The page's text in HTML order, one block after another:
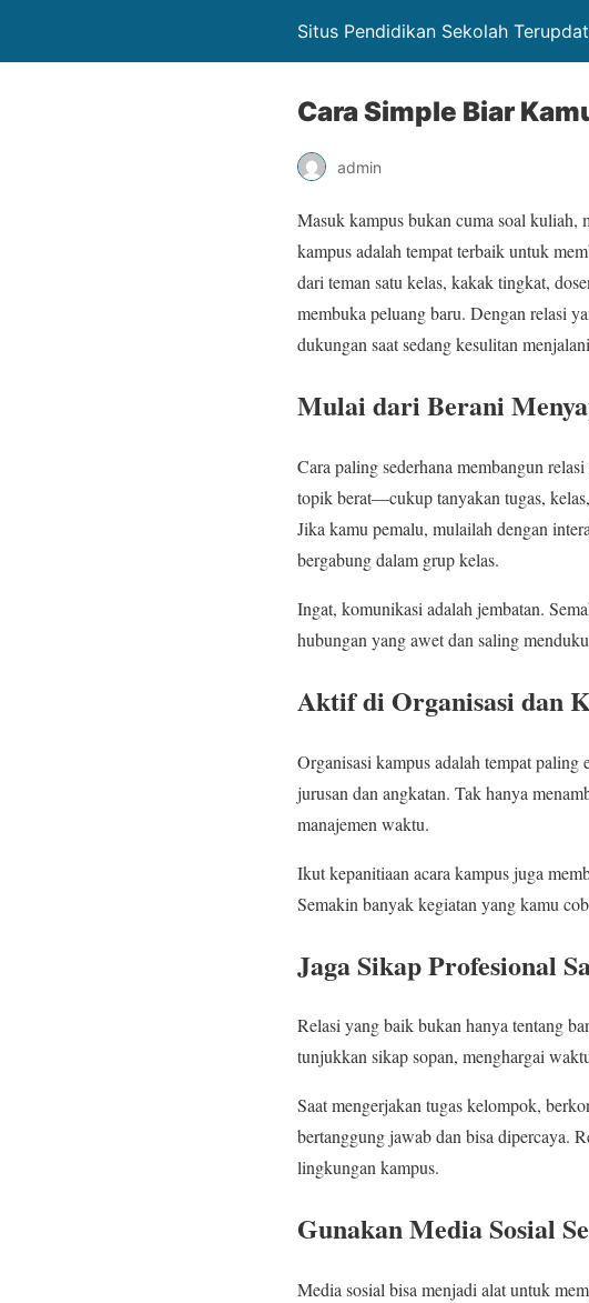
Situs Pendidikan Sekolah
Cara Simple Biar
admin
Masuk kampus bukan cuma soal kuliah,
kampus adalah tempat terbaik untuk
dari teman satu kelas, kakak tingkat,
membuka peluang baru. Dengan relasi
dukungan saat sedang kesulitan
Mulai dari Berani
Cara paling sederhana membangun
topik berat—cukup tanyakan tugas,
Jika kamu pemalu, mulailah dengan
bergabung dalam grup kelas.
Ingat, komunikasi adalah jembatan.
hubungan yang awet dan saling
Aktif di Organisasi dan
Organisasi kampus adalah tempat
jurusan dan angkatan. Tak hanya
manajemen waktu.
Ikut kepanitiaan acara kampus juga
Semakin banyak kegiatan yang kamu
Jaga Sikap Profesional
Relasi yang baik bukan hanya tentang
tunjukkan sikap sopan, menghargai
Saat mengerjakan tugas kelompok,
bertanggung jawab dan bisa dipercaya.
lingkungan kampus.
Gunakan Media Sosial
Media sosial bisa menjadi alat untuk